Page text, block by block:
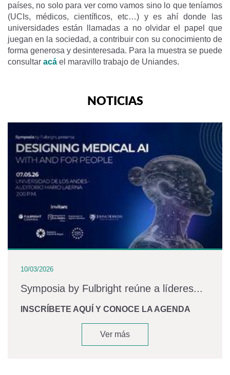
países, no solo para ver como vamos sino lo que teníamos
(UCIs, médicos, científicos, etc…) y es ahí donde las
universidades están llamadas a no olvidar el papel que
juegan en la sociedad, a contribuir con su conocimiento de
forma generosa y desinteresada. Para la muestra se puede
consultar acá el maravillo trabajo de Uniandes.
NOTICIAS
10/03/2026
Symposia by Fulbright reúne a líderes...
INSCRÍBETE AQUÍ Y CONOCE LA AGENDA
Ver más